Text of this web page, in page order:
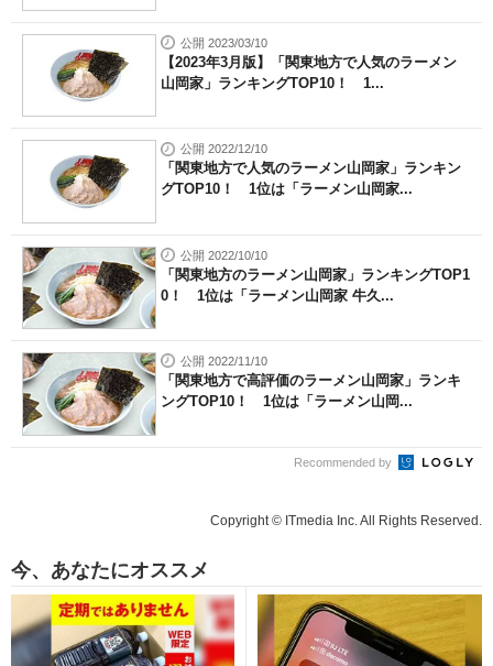
公開 2023/03/10
【2023年3月版】「関東地方で人気のラーメン
山岡家」ランキングTOP10！ 1...
公開 2022/12/10
「関東地方で人気のラーメン山岡家」ランキン
グTOP10！ 1位は「ラーメン山岡家...
公開 2022/10/10
「関東地方のラーメン山岡家」ランキングTOP1
0！ 1位は「ラーメン山岡家 牛久...
公開 2022/11/10
「関東地方で高評価のラーメン山岡家」ランキ
ングTOP10！ 1位は「ラーメン山岡...
Recommended by
Copyright © ITmedia Inc. All Rights Reserved.
今、あなたにオススメ